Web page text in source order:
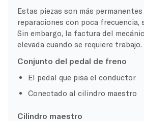
Estas piezas son más permanentes
reparaciones con poca frecuencia,
Sin embargo, la factura del
elevada cuando se requiere trabajo.
Conjunto del pedal de freno
El pedal que pisa el conductor
Conectado al cilindro maestro
Cilindro maestro